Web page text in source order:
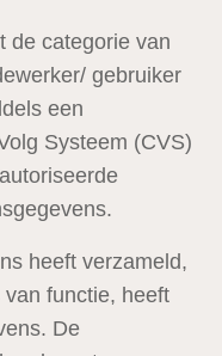
de categorie van
gebruiker
een
Systeem (CVS)
heeft verzameld,
functie, heeft
De